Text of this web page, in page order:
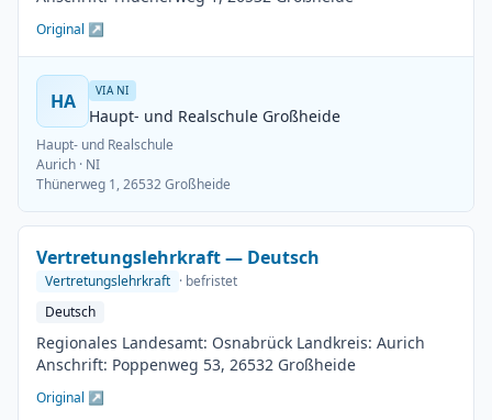
Original ↗
HA VIA NI
Haupt- und Realschule Großheide
Haupt- und Realschule
Aurich · NI
Thünerweg 1, 26532 Großheide
Vertretungslehrkraft — Deutsch
Vertretungslehrkraft · befristet
Deutsch
Regionales Landesamt: Osnabrück Landkreis: Aurich
Anschrift: Poppenweg 53, 26532 Großheide
Original ↗